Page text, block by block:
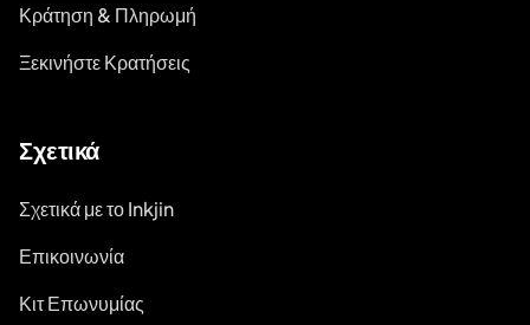
Κράτηση & Πληρωμή
Ξεκινήστε Κρατήσεις
Σχετικά
Σχετικά με το Inkjin
Επικοινωνία
Κιτ Επωνυμίας